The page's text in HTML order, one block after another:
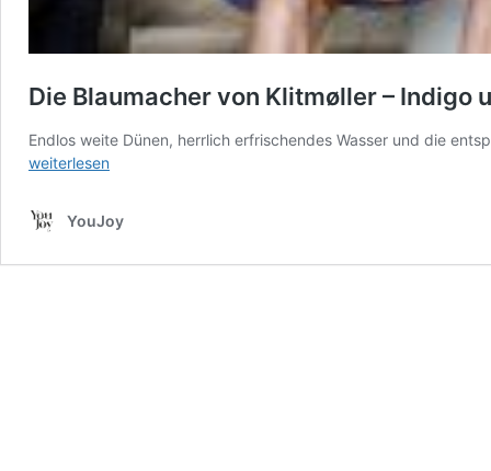
Die Blaumacher von Klitmøller – Indigo
Endlos weite Dünen, herrlich erfrischendes Wasser und die
weiterlesen
YouJoy